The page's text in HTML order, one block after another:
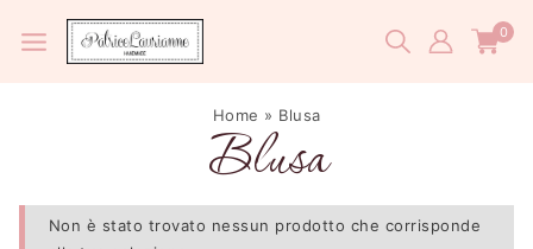
0
Home » Blusa
Blusa
Non è stato trovato nessun prodotto che corrisponde